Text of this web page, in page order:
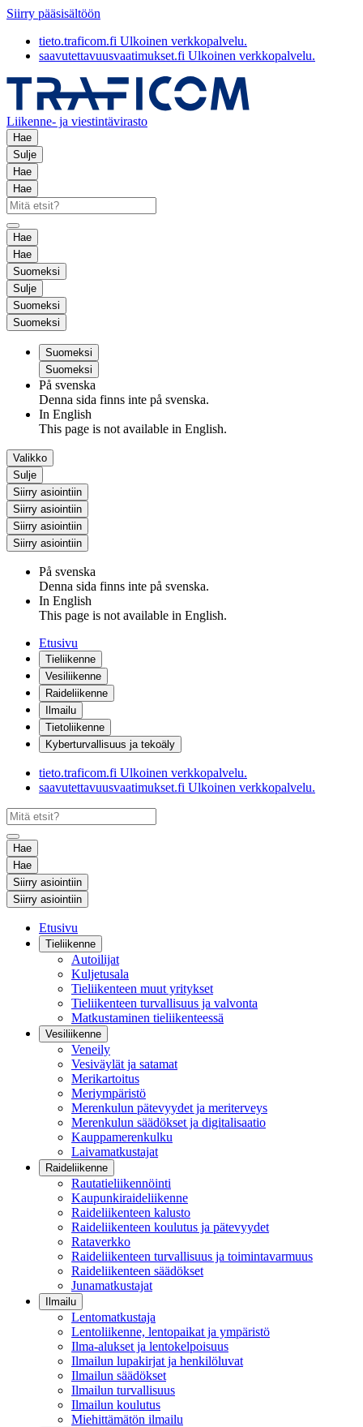
Siirry pääsisältöön
tieto.traficom.fi Ulkoinen verkkopalvelu.
saavutettavuusvaatimukset.fi Ulkoinen verkkopalvelu.
Liikenne- ja viestintävirasto
Hae
Sulje
Hae
Hae
Hae
Hae
Suomeksi
Sulje
Suomeksi
Suomeksi
Suomeksi
Suomeksi
På svenska
Denna sida finns inte på svenska.
In English
This page is not available in English.
Valikko
Sulje
Siirry asiointiin
Siirry asiointiin
Siirry asiointiin
Siirry asiointiin
På svenska
Denna sida finns inte på svenska.
In English
This page is not available in English.
Etusivu
Tieliikenne
Vesiliikenne
Raideliikenne
Ilmailu
Tietoliikenne
Kyberturvallisuus ja tekoäly
tieto.traficom.fi Ulkoinen verkkopalvelu.
saavutettavuusvaatimukset.fi Ulkoinen verkkopalvelu.
Hae
Hae
Siirry asiointiin
Siirry asiointiin
Etusivu
Tieliikenne
Autoilijat
Kuljetusala
Tieliikenteen muut yritykset
Tieliikenteen turvallisuus ja valvonta
Matkustaminen tieliikenteessä
Vesiliikenne
Veneily
Vesiväylät ja satamat
Merikartoitus
Meriympäristö
Merenkulun pätevyydet ja meriterveys
Merenkulun säädökset ja digitalisaatio
Kauppamerenkulku
Laivamatkustajat
Raideliikenne
Rautatieliikennöinti
Kaupunkiraideliikenne
Raideliikenteen kalusto
Raideliikenteen koulutus ja pätevyydet
Rataverkko
Raideliikenteen turvallisuus ja toimintavarmuus
Raideliikenteen säädökset
Junamatkustajat
Ilmailu
Lentomatkustaja
Lentoliikenne, lentopaikat ja ympäristö
Ilma-alukset ja lentokelpoisuus
Ilmailun lupakirjat ja henkilöluvat
Ilmailun säädökset
Ilmailun turvallisuus
Ilmailun koulutus
Miehittämätön ilmailu